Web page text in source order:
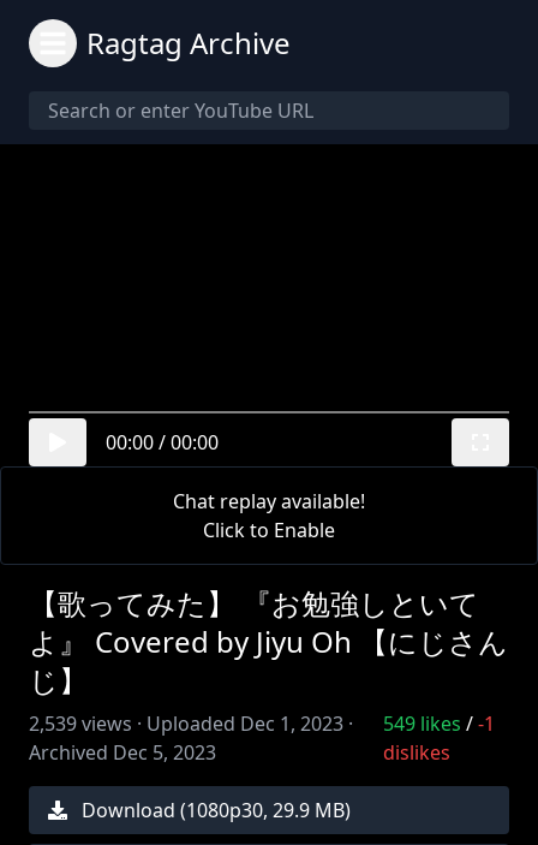
Ragtag Archive
00:00/00:00
Chat replay available!
Click to Enable
【歌ってみた】 『お勉強しといて
よ』 Covered by Jiyu Oh 【にじさん
じ】
2,539views · Uploaded Dec 1, 2023 ·
Archived Dec 5, 2023
549 likes /-1
dislikes
Download (1080p30, 29.9 MB)